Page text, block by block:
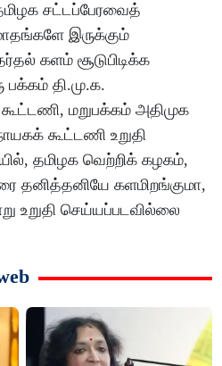
தமிழக சட்டப்பேரவைத்
இருக்கும்
களம் சூடுபிடிக்க
பக்கம் தி.மு.க.
மறுபக்கம் அதிமுக
கூட்டணி உறுதி
தமிழக வெற்றிக் கழகம்,
தனித்தனியே களமிறங்குமா,
உறுதி செய்யப்படவில்லை